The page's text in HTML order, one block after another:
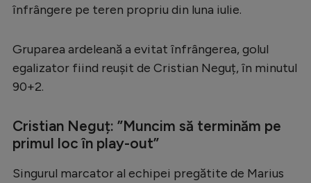
Ligue 1
Campionate
Starurile fotbalului
Stranieri
Clasamente
înfrângere pe teren propriu din luna iulie.
Gruparea ardeleană a evitat înfrângerea, golul
egalizator fiind reușit de Cristian Neguț, în minutul
90+2.
Cristian Neguț: ”Muncim să terminăm pe
primul loc în play-out”
Singurul marcator al echipei pregătite de Marius